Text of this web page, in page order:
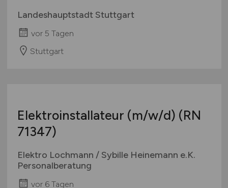
Landeshauptstadt Stuttgart
vor 5 Tagen
Stuttgart
Elektroinstallateur (m/w/d) (RN
71347)
Elektro Lochmann / Sybille Heinemann e.K.
Personalberatung
vor 6 Tagen